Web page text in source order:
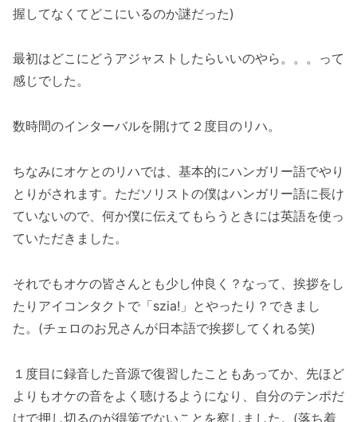
握してなくてどこにいるのか謎だった)
最初はどこにどうアジャストしたらいいのやら。。。って
感じでした。
数時間のインターバルを開けて２度目のリハ。
ちなみにオケとのリハでは、基本的にハンガリー語でやり
とりがされます。ただソリストの僕はハンガリー語に長け
ていないので、何か僕に伝えてもらうときには英語を使っ
ていただきました。
それでもオケの皆さんとも少し仲良く？なって、挨拶をし
たりアイコンタクトで「szia!」とやったり？できまし
た。(チェロのお兄さんが日本語で挨拶してくれる笑)
１度目に録音した音源で復習したこともあってか、先ほど
よりもオケの音をよく聴けるようになり、自分のテンポだ
けで押し切るのが得策でないことを察しました。(落ち着